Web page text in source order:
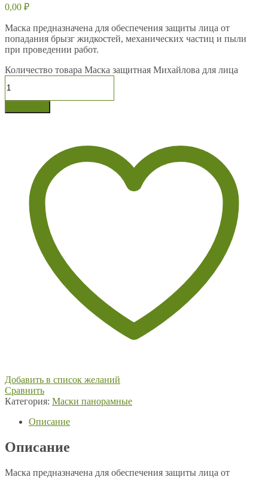
0,00 ₽
Маска предназначена для обеспечения защиты лица от
попадания брызг жидкостей, механических частиц и пыли
при проведении работ.
Количество товара Маска защитная Михайлова для лица
Добавить в список желаний
Сравнить
Категория: Маски панорамные
Описание
Описание
Маска предназначена для обеспечения защиты лица от